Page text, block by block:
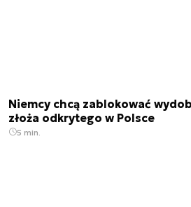
Niemcy chcą zablokować
złoża odkrytego w Polsce
5 min.